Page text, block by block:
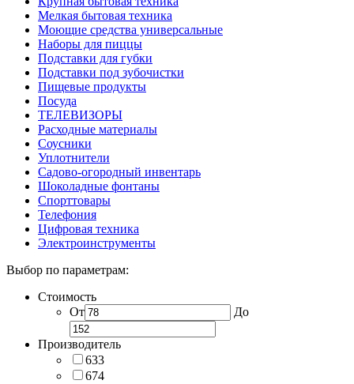
Мелкая бытовая техника
Моющие средства универсальные
Наборы для пиццы
Подставки для губки
Подставки под зубочистки
Пищевые продукты
Посуда
ТЕЛЕВИЗОРЫ
Расходные материалы
Соусники
Уплотнители
Садово-огородный инвентарь
Шоколадные фонтаны
Спорттовары
Телефония
Цифровая техника
Электроинструменты
Выбор по параметрам:
Стоимость
От
До
Производитель
633
674